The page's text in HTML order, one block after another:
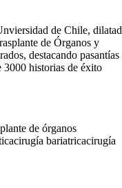
de Chile,
de Órganos y
destacando pasantías
historias de éxito
de órganos
cirugía bariatricacirugía